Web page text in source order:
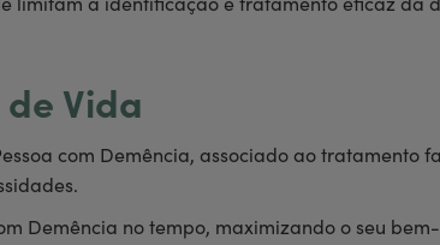
limitam a identificação e tratamento eficaz da
Vida
com Demência, associado ao tratamento
Demência no tempo, maximizando o seu